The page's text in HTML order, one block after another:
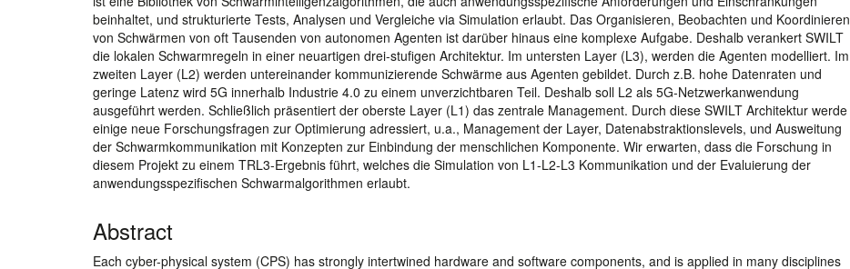
beinhaltet, und strukturierte Tests, Analysen und Vergleiche via Simulation erlaubt. Das Organisieren, Beobachten und Koordinieren
von Schwärmen von oft Tausenden von autonomen Agenten ist darüber hinaus eine komplexe Aufgabe. Deshalb verankert SWILT
die lokalen Schwarmregeln in einer neuartigen drei-stufigen Architektur. Im untersten Layer (L3), werden die Agenten modelliert. Im
zweiten Layer (L2) werden untereinander kommunizierende Schwärme aus Agenten gebildet. Durch z.B. hohe Datenraten und
geringe Latenz wird 5G innerhalb Industrie 4.0 zu einem unverzichtbaren Teil. Deshalb soll L2 als 5G-Netzwerkanwendung
ausgeführt werden. Schließlich präsentiert der oberste Layer (L1) das zentrale Management. Durch diese SWILT Architektur werde
einige neue Forschungsfragen zur Optimierung adressiert, u.a., Management der Layer, Datenabstraktionslevels, und Ausweitung
der Schwarmkommunikation mit Konzepten zur Einbindung der menschlichen Komponente. Wir erwarten, dass die Forschung in
diesem Projekt zu einem TRL3-Ergebnis führt, welches die Simulation von L1-L2-L3 Kommunikation und der Evaluierung der
anwendungsspezifischen Schwarmalgorithmen erlaubt.
Abstract
Each cyber-physical system (CPS) has strongly intertwined hardware and software components, and is applied in many disciplines